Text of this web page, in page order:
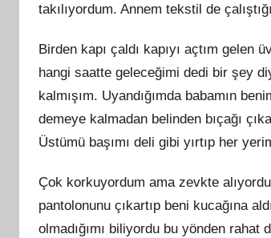
takılıyordum. Annem tekstil de
Birden kapı çaldı kapıyı açtım gelen
hangi saatte geleceğimi dedi bir şey
kalmışım. Uyandığımda babamın
demeye kalmadan belinden bıçağı
Üstümü başımı deli gibi yırtıp her
Çok korkuyordum ama zevkte
pantolonunu çıkartıp beni kucağına
olmadığımı biliyordu bu yönden